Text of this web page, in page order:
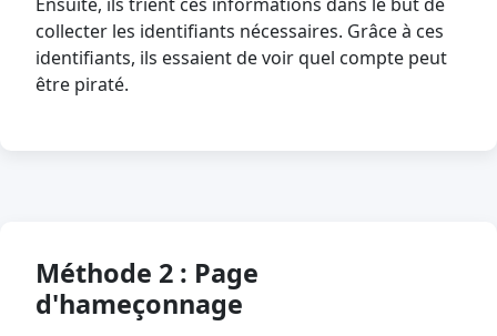
collecter les identifiants nécessaires. Grâce à ces
identifiants, ils essaient de voir quel compte peut
être piraté.
Méthode 2 : Page
d'hameçonnage